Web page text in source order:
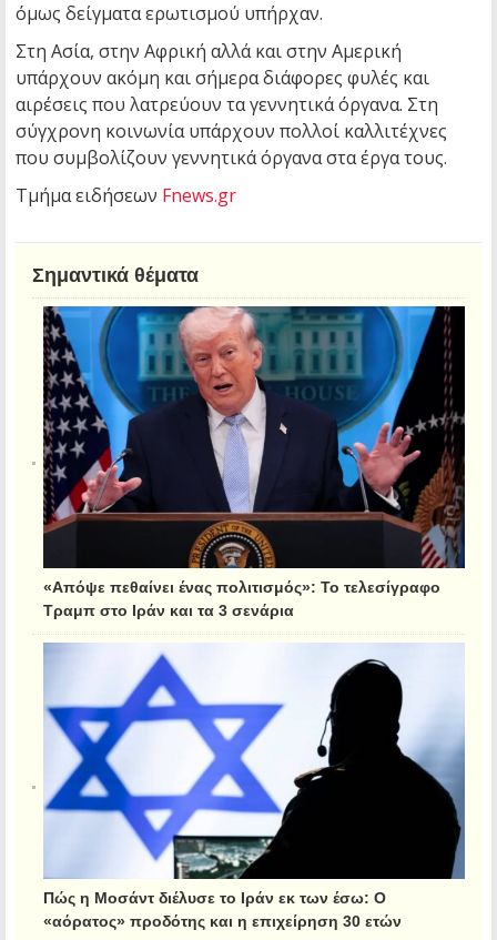
όμως δείγματα ερωτισμού υπήρχαν.
Στη Ασία, στην Αφρική αλλά και στην Αμερική
υπάρχουν ακόμη και σήμερα διάφορες φυλές και
αιρέσεις που λατρεύουν τα γεννητικά όργανα. Στη
σύγχρονη κοινωνία υπάρχουν πολλοί καλλιτέχνες
που συμβολίζουν γεννητικά όργανα στα έργα τους.
Τμήμα ειδήσεων Fnews.gr
Σημαντικά θέματα
«Απόψε πεθαίνει ένας πολιτισμός»: Το τελεσίγραφο
Τραμπ στο Ιράν και τα 3 σενάρια
Πώς η Μοσάντ διέλυσε το Ιράν εκ των έσω: Ο
«αόρατος» προδότης και η επιχείρηση 30 ετών